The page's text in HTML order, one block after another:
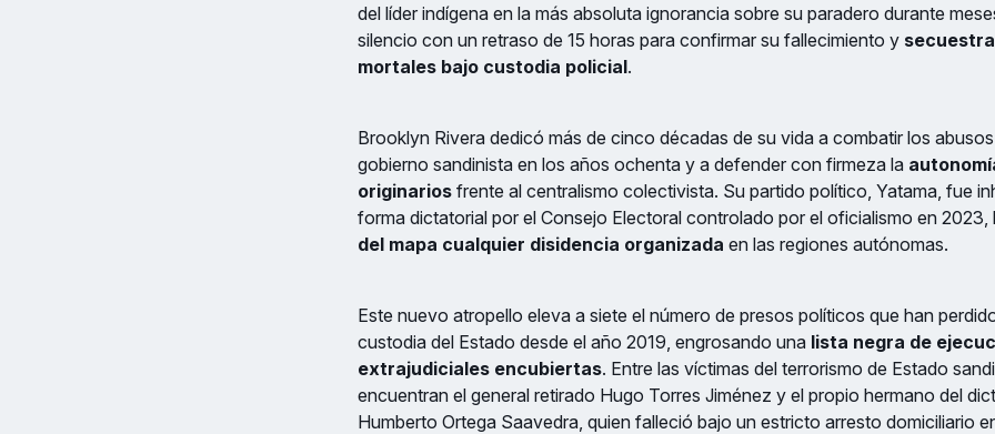
del líder indígena en la más absoluta ignorancia sobre su paradero durante
silencio con un retraso de 15 horas para confirmar su fallecimiento y
mortales bajo custodia policial.
Brooklyn Rivera dedicó más de cinco décadas de su vida a combatir los
gobierno sandinista en los años ochenta y a defender con firmeza la
originarios frente al centralismo colectivista. Su partido político, Yatama, fue
forma dictatorial por el Consejo Electoral controlado por el oficialismo en
del mapa cualquier disidencia organizada en las regiones autónomas.
Este nuevo atropello eleva a siete el número de presos políticos que han
custodia del Estado desde el año 2019, engrosando una lista negra de
extrajudiciales encubiertas. Entre las víctimas del terrorismo de Estado
encuentran el general retirado Hugo Torres Jiménez y el propio hermano del
Humberto Ortega Saavedra, quien falleció bajo un estricto arresto domiciliario